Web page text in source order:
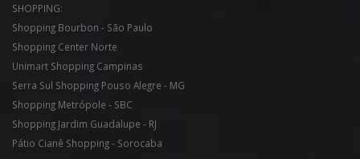
SHOPPING:
Shopping Bourbon - São Paulo
Shopping Center Norte
Unimart Shopping Campinas
Serra Sul Shopping Pouso Alegre - MG
Shopping Metrópole - SBC
Shopping Jardim Guadalupe - RJ
Pátio Cianê Shopping - Sorocaba